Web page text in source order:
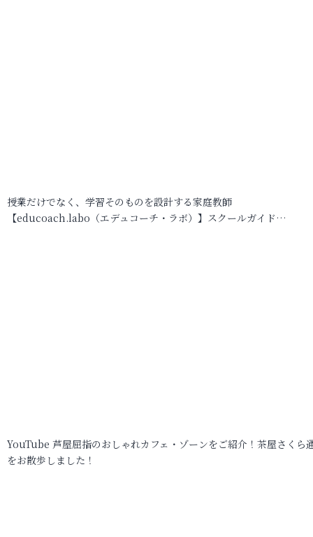
授業だけでなく、学習そのものを設計する家庭教師
【educoach.labo（エデュコーチ・ラボ）】スクールガイド…
YouTube 芦屋屈指のおしゃれカフェ・ゾーンをご紹介！茶屋さくら
をお散歩しました！